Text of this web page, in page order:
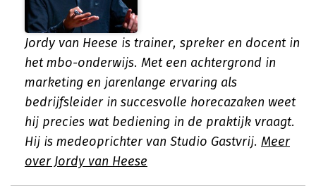
Jordy van Heese is trainer, spreker en docent in
het mbo-onderwijs. Met een achtergrond in
marketing en jarenlange ervaring als
bedrijfsleider in succesvolle horecazaken weet
hij precies wat bediening in de praktijk vraagt.
Hij is medeoprichter van Studio Gastvrij. Meer
over Jordy van Heese